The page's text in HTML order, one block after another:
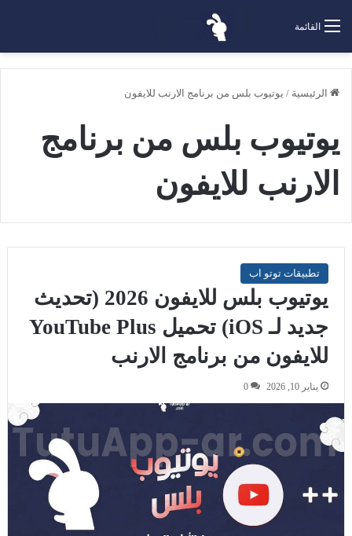
القائمة
الرئيسية / يوتيوب بلس من برنامج الارنب للايفون
يوتيوب بلس من برنامج
الارنب للايفون
تطبيقات توتو اب
يوتيوب بلس للايفون 2026 (تحديث
جديد لـ iOS) تحميل YouTube Plus
للايفون من برنامج الارنب
يناير 10, 2026 0